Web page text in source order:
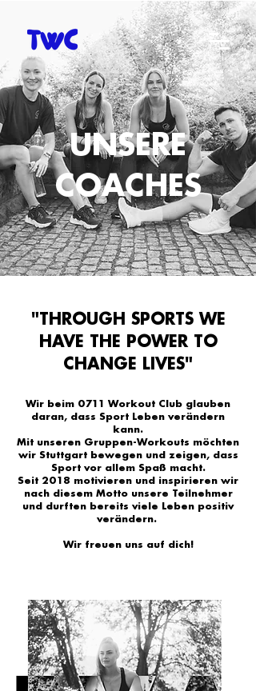
UNSERE
COACHES
"THROUGH SPORTS WE
HAVE THE POWER TO
CHANGE LIVES"
Wir beim 0711 Workout Club glauben
daran, dass Sport Leben verändern
kann.
Mit unseren Gruppen-Workouts möchten
wir Stuttgart bewegen und zeigen, dass
Sport vor allem Spaß macht.
Seit 2018 motivieren und inspirieren wir
nach diesem Motto unsere Teilnehmer
und durften bereits viele Leben positiv
verändern.
Wir freuen uns auf dich!